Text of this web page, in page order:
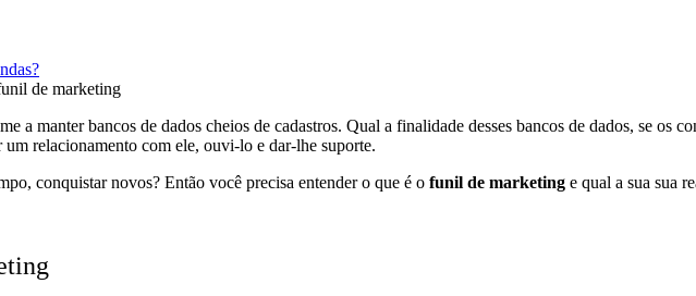
de marketing
a manter bancos de dados cheios de cadastros. Qual a finalidade desses bancos de dados, se os
relacionamento com ele, ouvi-lo e dar-lhe suporte.
conquistar novos? Então você precisa entender o que é o funil de marketing e qual a sua sua